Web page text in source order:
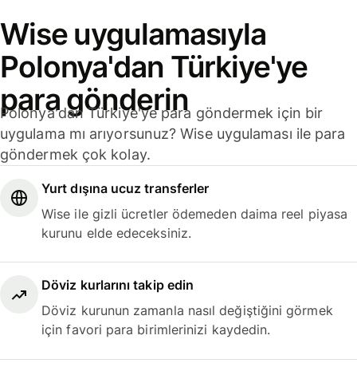
Wise uygulamasıyla
Polonya'dan Türkiye'ye
para gönderin
Polonya'dan Türkiye'ye para göndermek için bir
uygulama mı arıyorsunuz? Wise uygulaması ile para
göndermek çok kolay.
Yurt dışına ucuz transferler
Wise ile gizli ücretler ödemeden daima reel piyasa
kurunu elde edeceksiniz.
Döviz kurlarını takip edin
Döviz kurunun zamanla nasıl değiştiğini görmek
için favori para birimlerinizi kaydedin.